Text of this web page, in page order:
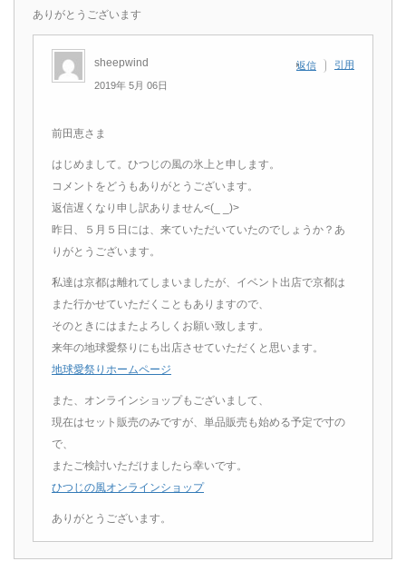
ありがとうございます
sheepwind
2019年 5月 06日
返信 引用
前田恵さま
はじめまして。ひつじの風の氷上と申します。
コメントをどうもありがとうございます。
返信遅くなり申し訳ありません<(_ _)>
昨日、５月５日には、来ていただいていたのでしょうか？あ
りがとうございます。
私達は京都は離れてしまいましたが、イベント出店で京都は
また行かせていただくこともありますので、
そのときにはまたよろしくお願い致します。
来年の地球愛祭りにも出店させていただくと思います。
地球愛祭りホームページ
また、オンラインショップもございまして、
現在はセット販売のみですが、単品販売も始める予定で寸の
で、
またご検討いただけましたら幸いです。
ひつじの風オンラインショップ
ありがとうございます。